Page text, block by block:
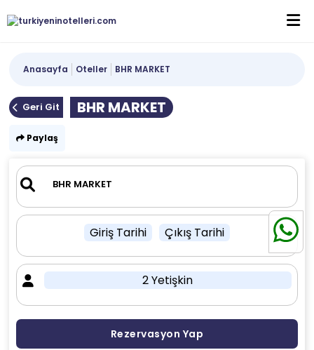
Anasayfa Oteller BHR MARKET
Geri Git BHR MARKET
Paylaş
Giriş Tarihi Çıkış Tarihi
2 Yetişkin
Rezervasyon Yap